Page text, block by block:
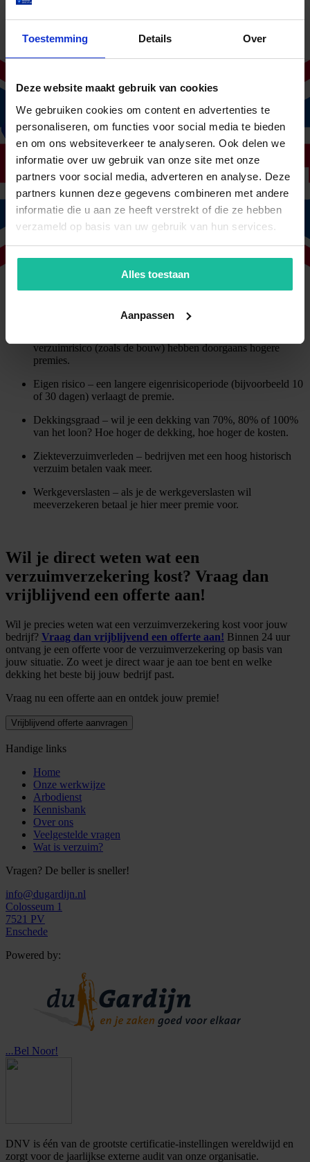
Toestemming Details Over
Deze website maakt gebruik van cookies
We gebruiken cookies om content en advertenties te
personaliseren, om functies voor social media te bieden
en om ons websiteverkeer te analyseren. Ook delen we
informatie over uw gebruik van onze site met onze
partners voor social media, adverteren en analyse. Deze
partners kunnen deze gegevens combineren met andere
informatie die u aan ze heeft verstrekt of die ze hebben
verzameld op basis van uw gebruik van hun services.
Alles toestaan
Aanpassen
€5.000 en €15.000 betaalt voor een verzuimverzekering. Hoe hoog
de premie precies uitvalt, hangt af van verschillende factoren. Denk
aan het aantal werknemers, de gekozen dekking en het eigen risico.
Een verzuimverzekering met uitgebreidere dekking of een korte
rol in de premie. Werkgevers in sectoren met een hoger
verzuimpercentage betalen vaak meer dan bedrijven met een laag
verzuim.
Vrijblijvend offerte aanvragen
Waar zijn de kosten van afhankelijk?
De verzuimverzekering kosten worden bepaald door verschillende
factoren. Hieronder een overzicht van de belangrijkste elementen die
percentage van de totale loonsom.
verzuimrisico (zoals de bouw) hebben doorgaans hogere
premies.
Eigen risico – een langere eigenrisicoperiode (bijvoorbeeld 10
of 30 dagen) verlaagt de premie.
Dekkingsgraad – wil je een dekking van 70%, 80% of 100%
van het loon? Hoe hoger de dekking, hoe hoger de kosten.
Ziekteverzuimverleden – bedrijven met een hoog historisch
verzuim betalen vaak meer.
Werkgeverslasten – als je de werkgeverslasten wil
meeverzekeren betaal je hier meer premie voor.
Wil je direct weten wat een
verzuimverzekering kost? Vraag dan
vrijblijvend een offerte aan!
Wil je precies weten wat een verzuimverzekering kost voor jouw
bedrijf? Vraag dan vrijblijvend een offerte aan! Binnen 24 uur
ontvang je een offerte voor de verzuimverzekering op basis van
jouw situatie. Zo weet je direct waar je aan toe bent en welke
dekking het beste bij jouw bedrijf past.
Vraag nu een offerte aan en ontdek jouw premie!
Vrijblijvend offerte aanvragen
Handige links
Home
Onze werkwijze
Arbodienst
Kennisbank
Over ons
Veelgestelde vragen
Wat is verzuim?
Vragen? De beller is sneller!
info@dugardijn.nl
Colosseum 1
7521 PV
Enschede
Powered by:
...Bel Noor!
DNV is één van de grootste certificatie-instellingen wereldwijd en
zorgt voor de jaarlijkse externe audit van onze organisatie.